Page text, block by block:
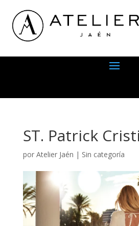
ST. Patrick
por Atelier Jaén | Sin categoría